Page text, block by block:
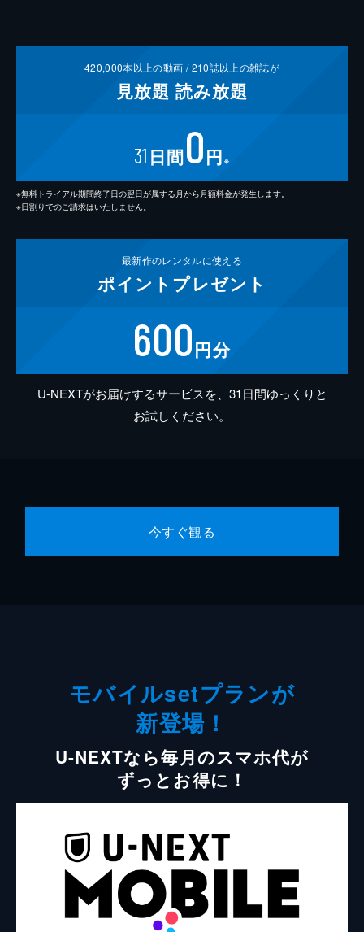
420,000本以上の動画 /210誌以上の雑誌が
見放題 読み放題
31 日間0円 ※
※無料トライアル期間終了日の翌日が属する月から月額料金が発生します。
※日割りでのご請求はいたしません。
最新作のレンタルに使える
ポイント プレゼント
600円分
U-NEXTがお届けするサービスを、31日間ゆっくりと
お試しください。
今すぐ観る
モバイルsetプランが
新登場！
U-NEXTなら毎月のスマホ代が
ずっとお得に！